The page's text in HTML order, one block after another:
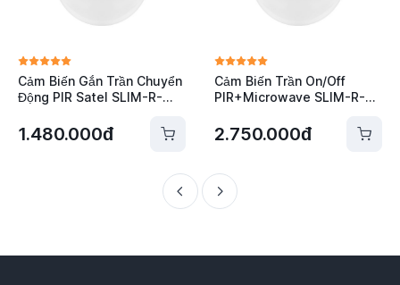
Cảm Biến Gắn Trần Chuyển
Động PIR Satel SLIM-R-
1.480.000đ
Cảm Biến Trần On/Off
PIR+Microwave SLIM-R-
2.750.000đ